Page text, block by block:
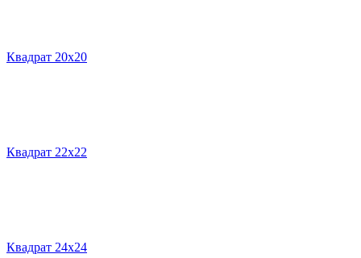
Квадрат 20х20
Квадрат 22х22
Квадрат 24х24